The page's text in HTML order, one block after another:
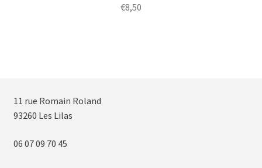
€8,50
11 rue Romain Roland
93260 Les Lilas
06 07 09 70 45